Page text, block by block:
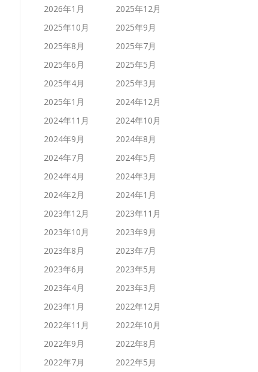
2026年1月
2025年12月
2025年10月
2025年9月
2025年8月
2025年7月
2025年6月
2025年5月
2025年4月
2025年3月
2025年1月
2024年12月
2024年11月
2024年10月
2024年9月
2024年8月
2024年7月
2024年5月
2024年4月
2024年3月
2024年2月
2024年1月
2023年12月
2023年11月
2023年10月
2023年9月
2023年8月
2023年7月
2023年6月
2023年5月
2023年4月
2023年3月
2023年1月
2022年12月
2022年11月
2022年10月
2022年9月
2022年8月
2022年7月
2022年5月